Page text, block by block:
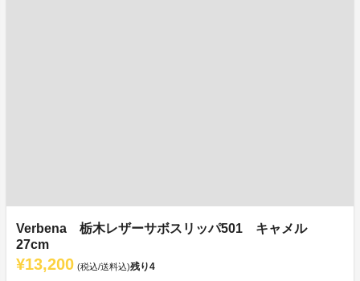
Verbena 栃木レザーサボスリッパ501 キャメル
27cm
¥13,200 (税込/送料込)残り4